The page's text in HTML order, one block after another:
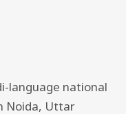
language national
Noida, Uttar